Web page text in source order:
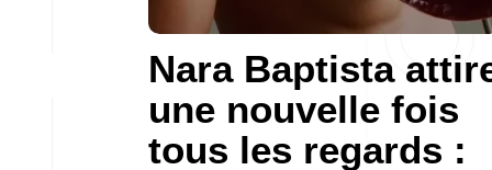
Nara Baptista
une nouvelle fois
tous les regards :